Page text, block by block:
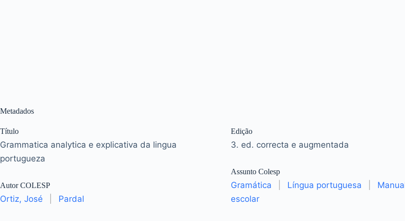
Metadados
Título
Grammatica analytica e explicativa da lingua
portugueza
Autor COLESP
Ortiz, José Pardal
Edição
3. ed. correcta e augmentada
Assunto Colesp
Gramática Língua portuguesa
escolar